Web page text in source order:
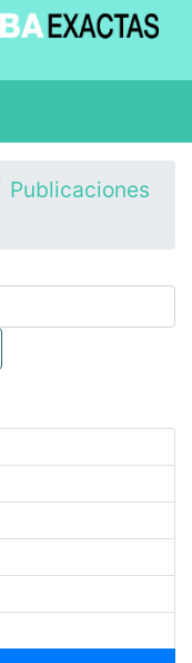
Publicaciones